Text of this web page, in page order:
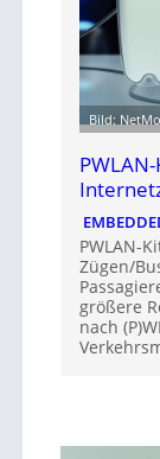
Bild:
PWLAN-
Zügen/
größere
nach